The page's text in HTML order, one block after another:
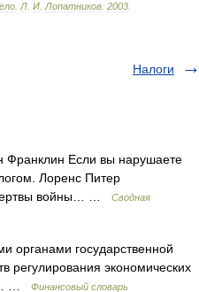
Л И Лопатников 2003
Налоги
Франклин Если вы нарушаете
Лоренс Питер
жертвы войны… …
Сводная
органами государственной
регулирования экономических
…
Финансовый словарь